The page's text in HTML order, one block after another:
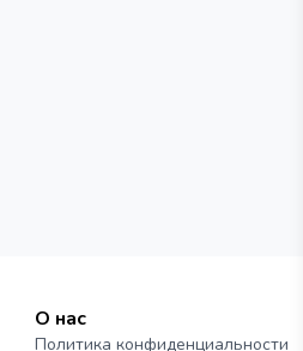
О нас
Политика конфиденциальности